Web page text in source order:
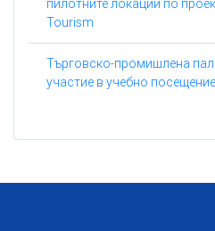
Tourism
Търговско-промишлена
участие в учебно